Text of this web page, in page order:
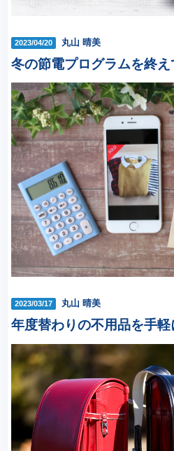
2023/04/20 丸山 晴美
冬の節電プログラムを終え
2023/03/17 丸山 晴美
年度替わりの不用品を手